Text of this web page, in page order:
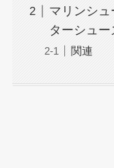
マリンシ
ターシュ
関連